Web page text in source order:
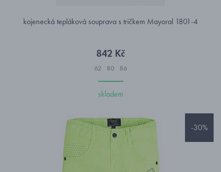
kojenecká tepláková souprava s tričkem Mayoral 1801-4
842 Kč
62 80 86
skladem
-30%